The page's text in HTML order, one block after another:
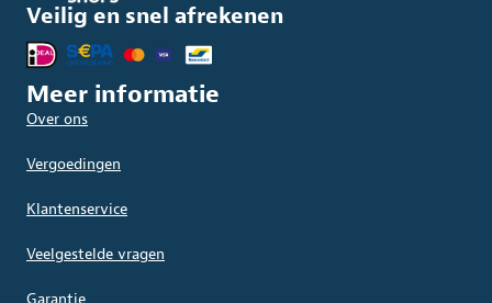
Veilig en snel afrekenen
Meer informatie
Over ons
Vergoedingen
Klantenservice
Veelgestelde vragen
Garantie